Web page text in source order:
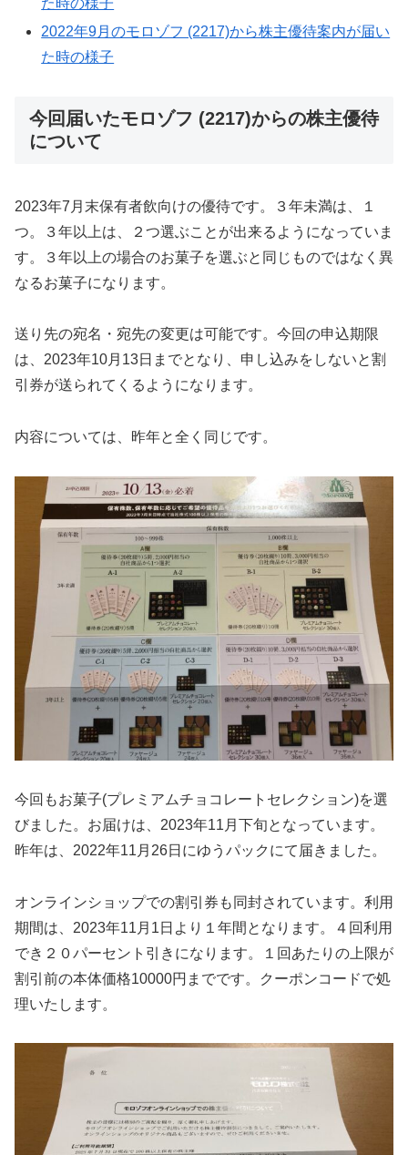
た時の様子
2022年9月のモロゾフ (2217)から株主優待案内が届い
た時の様子
今回届いたモロゾフ (2217)からの株主優待
について
2023年7月末保有者飲向けの優待です。３年未満は、１
つ。３年以上は、２つ選ぶことが出来るようになっていま
す。３年以上の場合のお菓子を選ぶと同じものではなく異
なるお菓子になります。
送り先の宛名・宛先の変更は可能です。今回の申込期限
は、2023年10月13日までとなり、申し込みをしないと割
引券が送られてくるようになります。
内容については、昨年と全く同じです。
今回もお菓子(プレミアムチョコレートセレクション)を選
びました。お届けは、2023年11月下旬となっています。
昨年は、2022年11月26日にゆうパックにて届きました。
オンラインショップでの割引券も同封されています。利用
期間は、2023年11月1日より１年間となります。４回利用
でき２０パーセント引きになります。１回あたりの上限が
割引前の本体価格10000円までです。クーポンコードで処
理いたします。